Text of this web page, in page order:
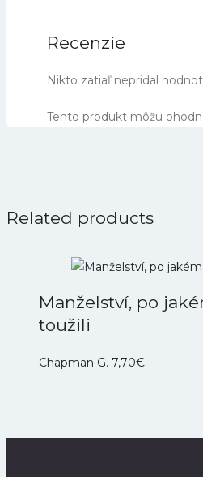
Recenzie
Nikto zatiaľ nepridal
Tento produkt môžu
Related products
Manželství, po
toužili
Chapman G. 7,70€